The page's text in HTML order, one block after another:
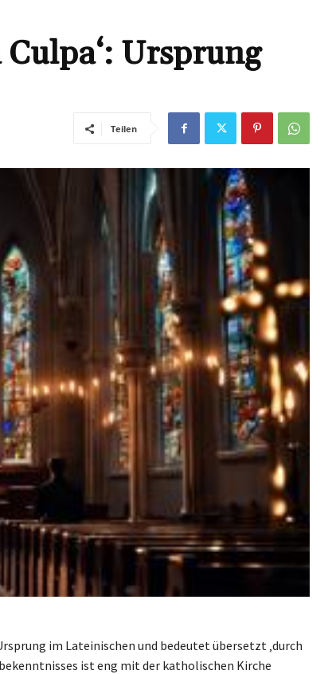
Ursprung
Teilen
im Lateinischen und bedeutet übersetzt ‚durch
ist eng mit der katholischen Kirche